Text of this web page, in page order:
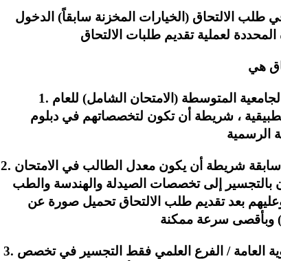
طلب الالتحاق (الخيارات المخزنة سابقاً) الدخول
لعملية تقديم طلبات الالتحاق
هي
1. المتوسطة (الامتحان الشامل) للعام
، شريطة أن تكون لتخصصاتهم في دبلوم
الرسمية
2. سابقة شريطة أن يكون معدل الطالب في الامتحان
بالتجسير إلى تخصصات الصيدلة والهندسة والطب
بعد تقديم طلب الالتحاق تحميل صورة عن
)وبأقصى سرعة ممكنة
3. العامة / الفرع العلمي فقط التجسير في تخصص